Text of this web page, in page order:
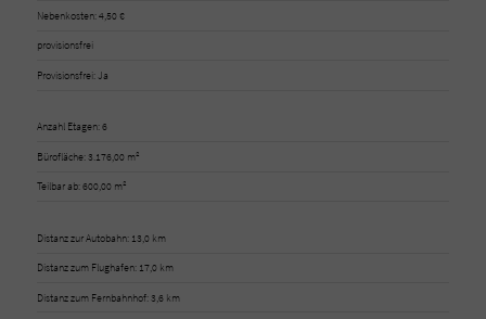
Nebenkosten: 4,50 €
provisionsfrei
Provisionsfrei: Ja
Anzahl Etagen: 6
Bürofläche: 3.176,00 m²
Teilbar ab: 600,00 m²
Distanz zur Autobahn: 13,0 km
Distanz zum Flughafen: 17,0 km
Distanz zum Fernbahnhof: 3,6 km